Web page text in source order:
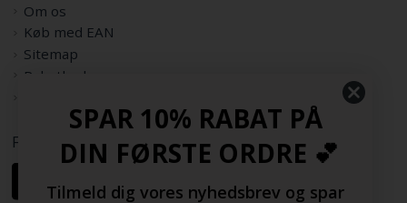
Om os
Køb med EAN
Sitemap
Rabatkode
Følg os her
SPAR 10% RABAT PÅ
DIN FØRSTE ORDRE 💕
Tilmeld dig vores nyhedsbrev og spar